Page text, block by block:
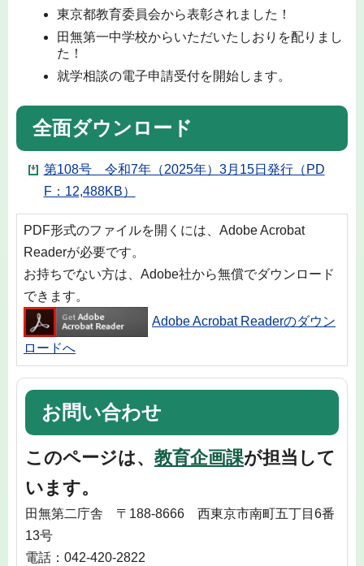
東京都教育委員会から表彰されました！
田無第一中学校からいただいたしおりを配りまし
た！
就学相談の電子申請受付を開始します。
全面ダウンロード
第108号 令和7年（2025年）3月15日発行（PD
F：12,488KB）
PDF形式のファイルを開くには、Adobe Acrobat
Readerが必要です。
お持ちでない方は、Adobe社から無償でダウンロード
できます。
Adobe Acrobat Readerのダウン
ロードへ
お問い合わせ
このページは、 教育企画課が担当して
います。
田無第二庁舎 〒188-8666 西東京市南町五丁目6番
13号
電話：042-420-2822